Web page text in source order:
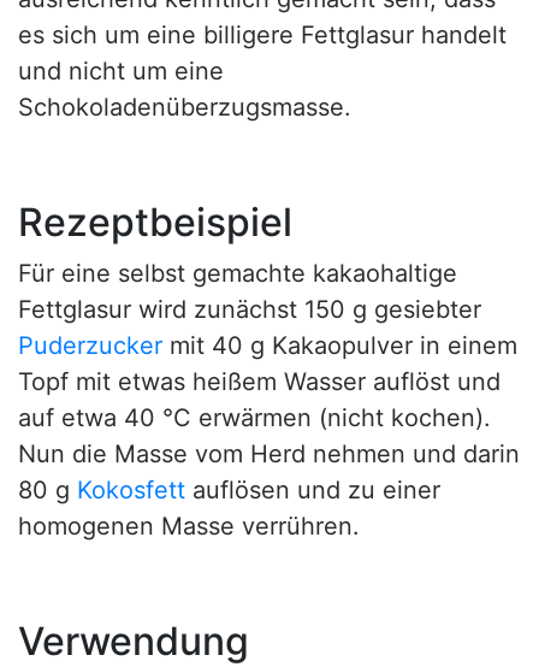
es sich um eine billigere Fettglasur handelt
und nicht um eine
Schokoladenüberzugsmasse.
Rezeptbeispiel
Für eine selbst gemachte kakaohaltige
Fettglasur wird zunächst 150 g gesiebter
Puderzucker mit 40 g Kakaopulver in einem
Topf mit etwas heißem Wasser auflöst und
auf etwa 40 °C erwärmen (nicht kochen).
Nun die Masse vom Herd nehmen und darin
80 g Kokosfett auflösen und zu einer
homogenen Masse verrühren.
Verwendung